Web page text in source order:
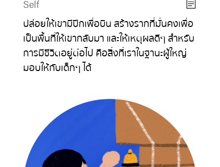
Self
ปล่อยให้เขามีปีกเพื่อบิน สร้างรากที่มั่นคงเพื่อ
เป็นพื้นที่ให้เขากลับมา และให้เหตุผลดีๆ สำหรับ
การมีชีวิตอยู่ต่อไป คือสิ่งที่เราในฐานะผู้ใหญ่
มอบให้กับเด็กๆ ได้